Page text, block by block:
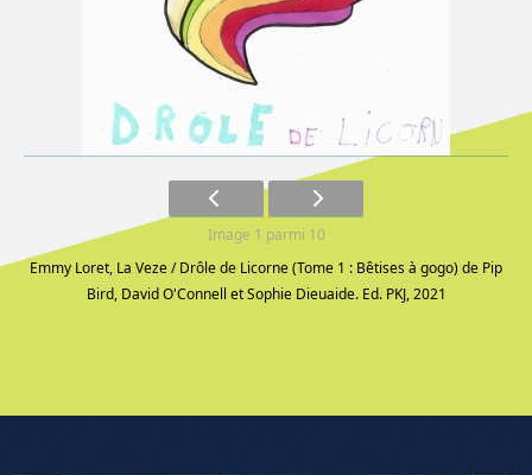
Image 1 parmi 10
Emmy Loret, La Veze / Drôle de Licorne (Tome 1 : Bêtises à gogo) de Pip
Bird, David O'Connell et Sophie Dieuaide. Ed. PKJ, 2021